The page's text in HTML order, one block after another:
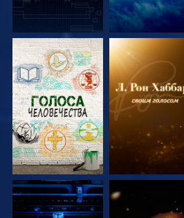
СМОТРЕТЬ
ПЕРЕДАЧИ
СМОТРЕТЬ
ПЕРЕДАЧИ